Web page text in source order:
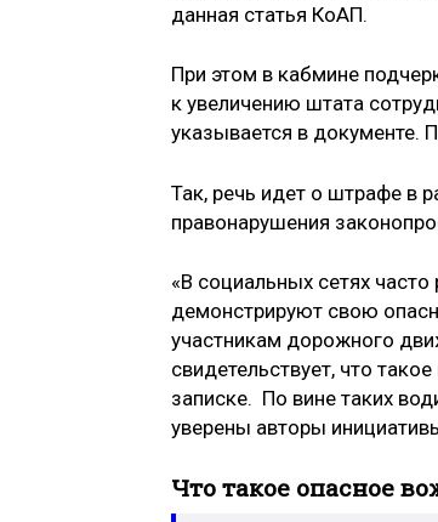
данная статья КоАП.
При этом в кабмине
к увеличению штата
указывается в документе.
Так, речь идет о штрафе в
правонарушения
«В социальных сетях
демонстрируют свою
участникам дорожного
свидетельствует, что
записке. По вине таких
уверены авторы
Что такое опасное